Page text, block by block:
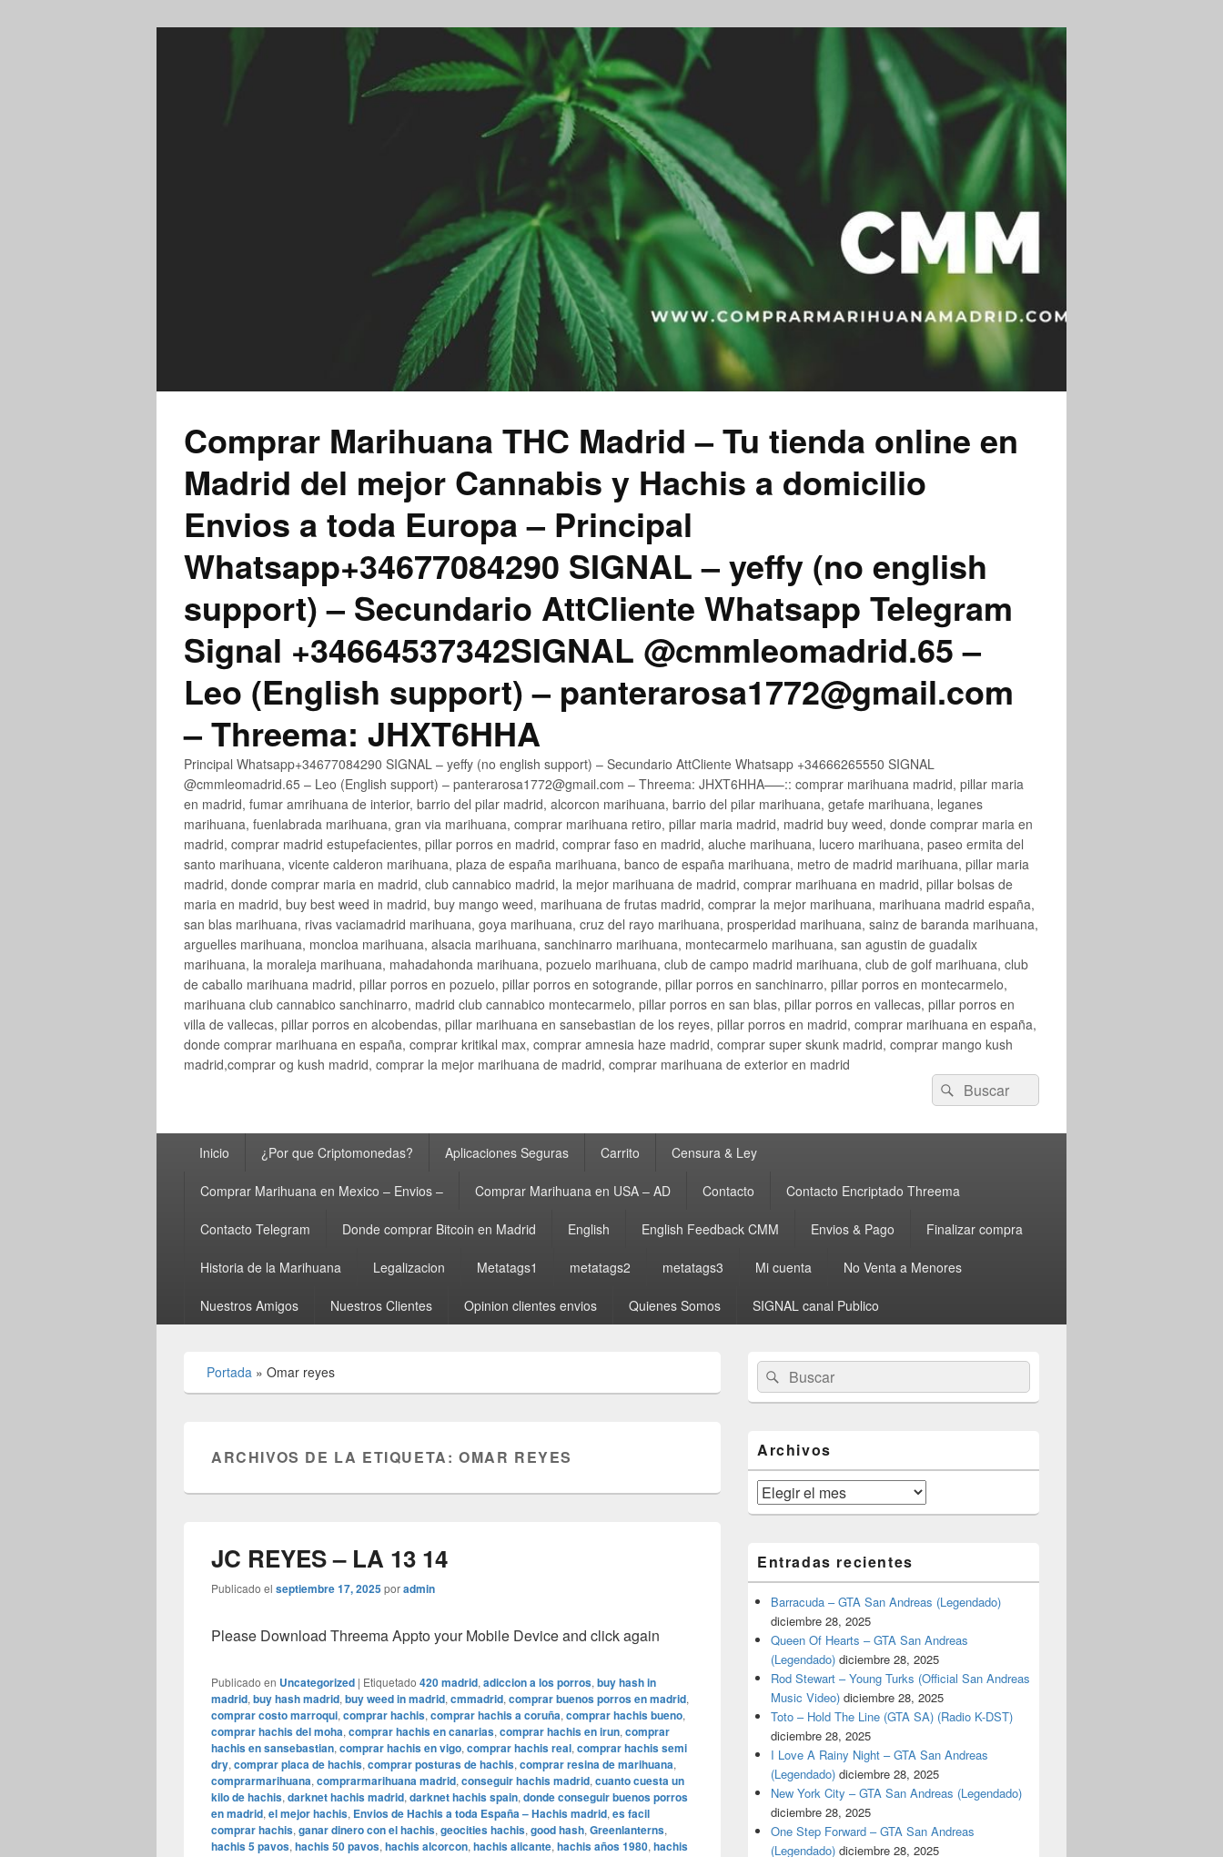
Comprar Marihuana THC Madrid – Tu tienda online en
Madrid del mejor Cannabis y Hachis a domicilio
Envios a toda Europa – Principal
Whatsapp+34677084290 SIGNAL – yeffy (no english
support) – Secundario AttCliente Whatsapp Telegram
Signal +34664537342SIGNAL @cmmleomadrid.65 –
Leo (English support) – panterarosa1772@gmail.com
– Threema: JHXT6HHA
Principal Whatsapp+34677084290 SIGNAL – yeffy (no english support) – Secundario AttCliente Whatsapp +34666265550 SIGNAL
@cmmleomadrid.65 – Leo (English support) – panterarosa1772@gmail.com – Threema: JHXT6HHA—–:: comprar marihuana madrid, pillar maria
en madrid, fumar amrihuana de interior, barrio del pilar madrid, alcorcon marihuana, barrio del pilar marihuana, getafe marihuana, leganes
marihuana, fuenlabrada marihuana, gran via marihuana, comprar marihuana retiro, pillar maria madrid, madrid buy weed, donde comprar maria en
madrid, comprar madrid estupefacientes, pillar porros en madrid, comprar faso en madrid, aluche marihuana, lucero marihuana, paseo ermita del
santo marihuana, vicente calderon marihuana, plaza de españa marihuana, banco de españa marihuana, metro de madrid marihuana, pillar maria
madrid, donde comprar maria en madrid, club cannabico madrid, la mejor marihuana de madrid, comprar marihuana en madrid, pillar bolsas de
maria en madrid, buy best weed in madrid, buy mango weed, marihuana de frutas madrid, comprar la mejor marihuana, marihuana madrid españa,
san blas marihuana, rivas vaciamadrid marihuana, goya marihuana, cruz del rayo marihuana, prosperidad marihuana, sainz de baranda marihuana,
arguelles marihuana, moncloa marihuana, alsacia marihuana, sanchinarro marihuana, montecarmelo marihuana, san agustin de guadalix
marihuana, la moraleja marihuana, mahadahonda marihuana, pozuelo marihuana, club de campo madrid marihuana, club de golf marihuana, club
de caballo marihuana madrid, pillar porros en pozuelo, pillar porros en sotogrande, pillar porros en sanchinarro, pillar porros en montecarmelo,
marihuana club cannabico sanchinarro, madrid club cannabico montecarmelo, pillar porros en san blas, pillar porros en vallecas, pillar porros en
villa de vallecas, pillar porros en alcobendas, pillar marihuana en sansebastian de los reyes, pillar porros en madrid, comprar marihuana en españa,
donde comprar marihuana en españa, comprar kritikal max, comprar amnesia haze madrid, comprar super skunk madrid, comprar mango kush
madrid,comprar og kush madrid, comprar la mejor marihuana de madrid, comprar marihuana de exterior en madrid
Buscar
por:
Buscar
principalInicio ¿Por que Criptomonedas? Aplicaciones Seguras Carrito Censura & Ley
Comprar Marihuana en Mexico – Envios – Comprar Marihuana en USA – AD Contacto Contacto Encriptado Threema
Contacto Telegram Donde comprar Bitcoin en Madrid English English Feedback CMM Envios & Pago Finalizar compra
Historia de la Marihuana Legalizacion Metatags1 metatags2 metatags3 Mi cuenta No Venta a Menores
Nuestros Amigos Nuestros Clientes Opinion clientes envios Quienes Somos SIGNAL canal Publico
Portada » Omar reyes
ARCHIVOS DE LA ETIQUETA:OMAR REYES
JC REYES – LA 13 14
Publicado el septiembre 17, 2025poradmin
Please Download Threema Appto your Mobile Device and click again
Publicado en Uncategorized | Etiquetado 420 madrid, adiccion a los porros, buy hash in
madrid, buy hash madrid, buy weed in madrid, cmmadrid, comprar buenos porros en madrid,
comprar costo marroqui, comprar hachis, comprar hachis a coruña, comprar hachis bueno,
comprar hachis del moha, comprar hachis en canarias, comprar hachis en irun, comprar
hachis en sansebastian, comprar hachis en vigo, comprar hachis real, comprar hachis semi
dry, comprar placa de hachis, comprar posturas de hachis, comprar resina de marihuana,
comprarmarihuana, comprarmarihuana madrid, conseguir hachis madrid, cuanto cuesta un
kilo de hachis, darknet hachis madrid, darknet hachis spain, donde conseguir buenos porros
en madrid, el mejor hachis, Envios de Hachis a toda España – Hachis madrid, es facil
comprar hachis, ganar dinero con el hachis, geocities hachis, good hash, Greenlanterns,
hachis 5 pavos, hachis 50 pavos, hachis alcorcon, hachis alicante, hachis años 1980, hachis
área
de
widget
lateral
primaria
Buscar
por:
Buscar
Archivos
Archivos
Entradas recientes
Barracuda – GTA San Andreas (Legendado)
diciembre 28, 2025
Queen Of Hearts – GTA San Andreas
(Legendado) diciembre 28, 2025
Rod Stewart – Young Turks (Official San Andreas
Music Video) diciembre 28, 2025
Toto – Hold The Line (GTA SA) (Radio K-DST)
diciembre 28, 2025
I Love A Rainy Night – GTA San Andreas
(Legendado) diciembre 28, 2025
New York City – GTA San Andreas (Legendado)
diciembre 28, 2025
One Step Forward – GTA San Andreas
(Legendado) diciembre 28, 2025